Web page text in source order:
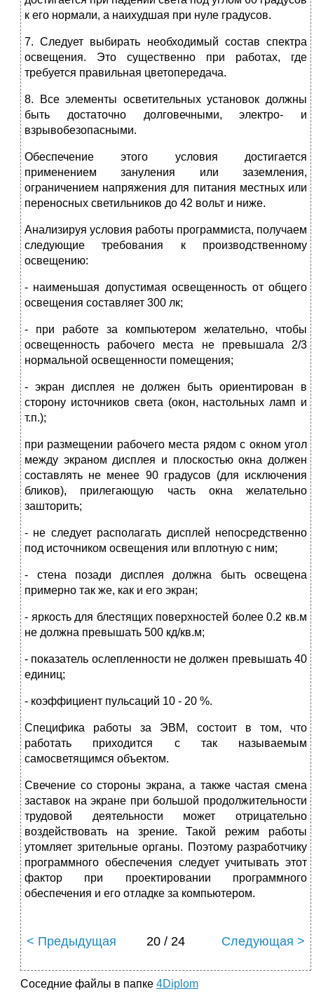
к его нормали, а наихудшая при нуле градусов.
7. Следует выбирать необходимый состав спектра
освещения. Это существенно при работах, где
требуется правильная цветопередача.
8. Все элементы осветительных установок должны
быть достаточно долговечными, электро- и
взрывобезопасными.
Обеспечение этого условия достигается
применением зануления или заземления,
ограничением напряжения для питания местных или
переносных светильников до 42 вольт и ниже.
Анализируя условия работы программиста, получаем
следующие требования к производственному
освещению:
- наименьшая допустимая освещенность от общего
освещения составляет 300 лк;
- при работе за компьютером желательно, чтобы
освещенность рабочего места не превышала 2/3
нормальной освещенности помещения;
- экран дисплея не должен быть ориентирован в
сторону источников света (окон, настольных ламп и
т.п.);
при размещении рабочего места рядом с окном угол
между экраном дисплея и плоскостью окна должен
составлять не менее 90 градусов (для исключения
бликов), прилегающую часть окна желательно
зашторить;
- не следует располагать дисплей непосредственно
под источником освещения или вплотную с ним;
- стена позади дисплея должна быть освещена
примерно так же, как и его экран;
- яркость для блестящих поверхностей более 0.2 кв.м
не должна превышать 500 кд/кв.м;
- показатель ослепленности не должен превышать 40
единиц;
- коэффициент пульсаций 10 - 20 %.
Специфика работы за ЭВМ, состоит в том, что
работать приходится с так называемым
самосветящимся объектом.
Свечение со стороны экрана, а также частая смена
заставок на экране при большой продолжительности
трудовой деятельности может отрицательно
воздействовать на зрение. Такой режим работы
утомляет зрительные органы. Поэтому разработчику
программного обеспечения следует учитывать этот
фактор при проектировании программного
обеспечения и его отладке за компьютером.
< Предыдущая 20 / 24 Следующая >
Соседние файлы в папке 4Diplom